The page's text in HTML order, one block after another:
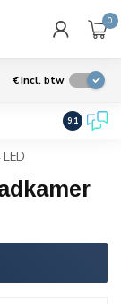
0
€Incl. btw
Wij
9.1